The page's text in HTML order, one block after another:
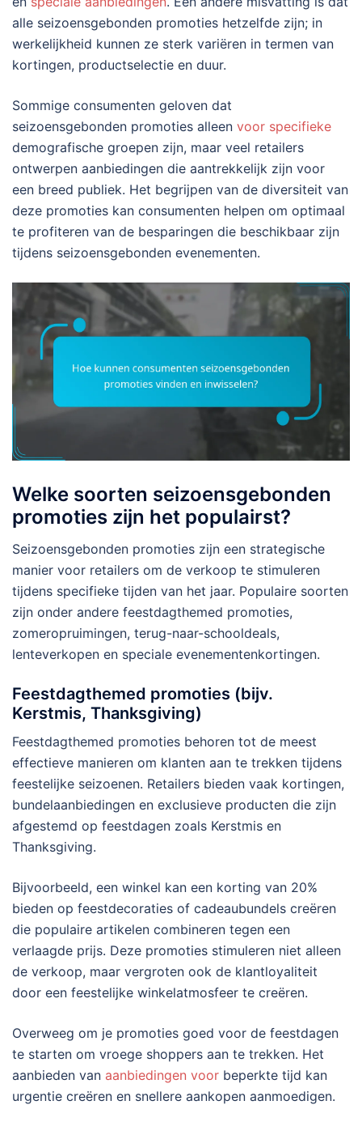
alle seizoensgebonden promoties hetzelfde zijn; in
werkelijkheid kunnen ze sterk variëren in termen van
kortingen, productselectie en duur.
Sommige consumenten geloven dat
seizoensgebonden promoties alleen voor specifieke
demografische groepen zijn, maar veel retailers
ontwerpen aanbiedingen die aantrekkelijk zijn voor
een breed publiek. Het begrijpen van de diversiteit van
deze promoties kan consumenten helpen om optimaal
te profiteren van de besparingen die beschikbaar zijn
tijdens seizoensgebonden evenementen.
Welke soorten seizoensgebonden
promoties zijn het populairst?
Seizoensgebonden promoties zijn een strategische
manier voor retailers om de verkoop te stimuleren
tijdens specifieke tijden van het jaar. Populaire soorten
zijn onder andere feestdagthemed promoties,
zomeropruimingen, terug-naar-schooldeals,
lenteverkopen en speciale evenementenkortingen.
Feestdagthemed promoties (bijv.
Kerstmis, Thanksgiving)
Feestdagthemed promoties behoren tot de meest
effectieve manieren om klanten aan te trekken tijdens
feestelijke seizoenen. Retailers bieden vaak kortingen,
bundelaanbiedingen en exclusieve producten die zijn
afgestemd op feestdagen zoals Kerstmis en
Thanksgiving.
Bijvoorbeeld, een winkel kan een korting van 20%
bieden op feestdecoraties of cadeaubundels creëren
die populaire artikelen combineren tegen een
verlaagde prijs. Deze promoties stimuleren niet alleen
de verkoop, maar vergroten ook de klantloyaliteit
door een feestelijke winkelatmosfeer te creëren.
Overweeg om je promoties goed voor de feestdagen
te starten om vroege shoppers aan te trekken. Het
aanbieden van aanbiedingen voor beperkte tijd kan
urgentie creëren en snellere aankopen aanmoedigen.